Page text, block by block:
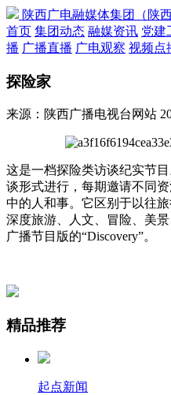
陕西广电融媒体集团（陕
首页 集团动态 融媒资讯 党建
播 广播直播 广电观察 视频点
探险家
来源：陕西广播电视台网站
这是一档探险类访谈纪实节
谈形式进行，每期邀请不同
中的人和事。它区别于以往
深度旅游、人文、冒险、美
广播节目版的“Discovery”。
精品推荐
起点新闻